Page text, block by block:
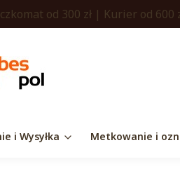
od 300 zł | Kurier od 600
i Wysyłka Metkowanie i